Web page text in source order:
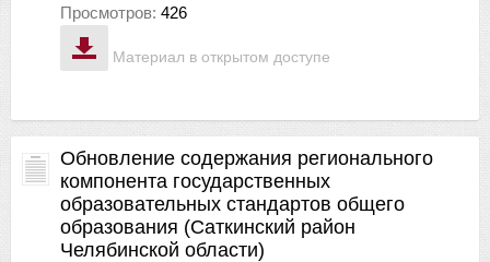
Материал в открытом доступе
Просмотров: 426
Обновление содержания регионального
компонента государственных
образовательных стандартов общего
образования (Саткинский район
Челябинской области)